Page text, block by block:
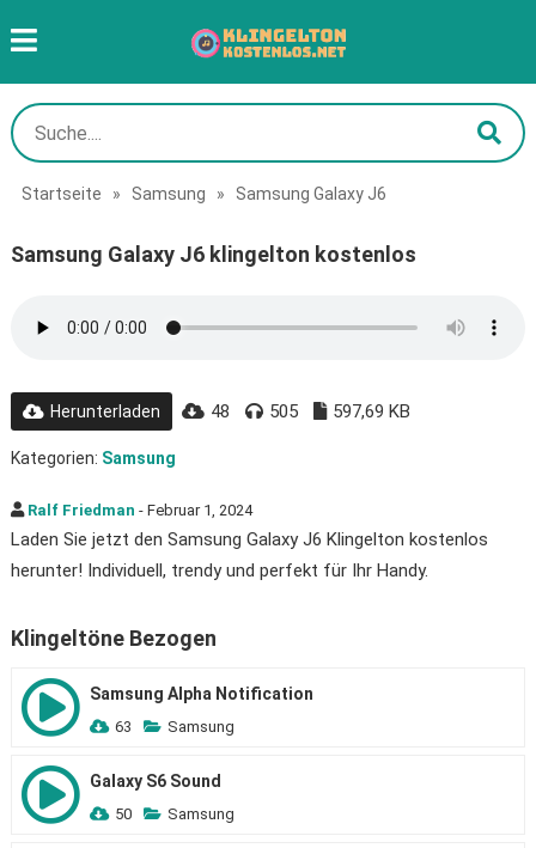
Startseite » Samsung » Samsung Galaxy J6
Samsung Galaxy J6 klingelton kostenlos
Herunterladen 48 505 597,69 KB
Kategorien: Samsung
Ralf Friedman - Februar 1, 2024
Laden Sie jetzt den Samsung Galaxy J6 Klingelton kostenlos
herunter! Individuell, trendy und perfekt für Ihr Handy.
Klingeltöne Bezogen
Samsung Alpha Notification
63 Samsung
Galaxy S6 Sound
50 Samsung